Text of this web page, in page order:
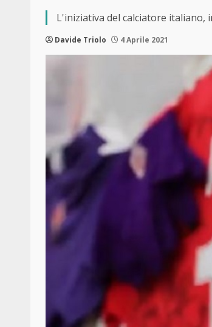
L'iniziativa del calciatore italiano,
Davide Triolo 4 Aprile 2021